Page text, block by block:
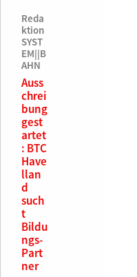
Reda
ktion
SYST
EM||B
AHN
Auss
chrei
bung
gest
artet
: BTC
Have
llan
d
such
t
Bildu
ngs-
Part
ner